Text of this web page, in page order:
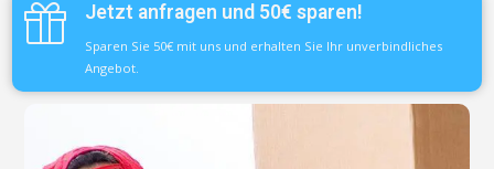
Jetzt anfragen und 50€ sparen!
Sparen Sie 50€ mit uns und erhalten Sie Ihr unverbindliches
Angebot.